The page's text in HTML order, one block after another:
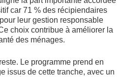
car 71 % des récipiendaires
leur gestion responsable
choix contribue à améliorer la
des ménages.
Le programme prend en
issus de cette tranche, avec un